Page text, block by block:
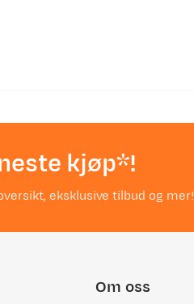
kjøp*!
eksklusive tilbud og mer!
Om oss